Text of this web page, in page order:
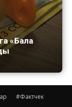
«Бала
#Фактчек